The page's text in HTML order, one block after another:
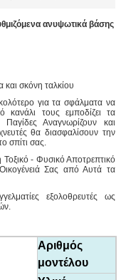
ανυψωτικά βάσης
σκόνη ταλκίου
για τα σφάλματα να
τους εμποδίζει τα
Αναγνωρίζουν και
θα διασφαλίσουν την
σπίτι σας.
- Φυσικό Αποτρεπτικό
Σας από Αυτά τα
εξολοθρευτές ως
Αριθμός
μοντέλου